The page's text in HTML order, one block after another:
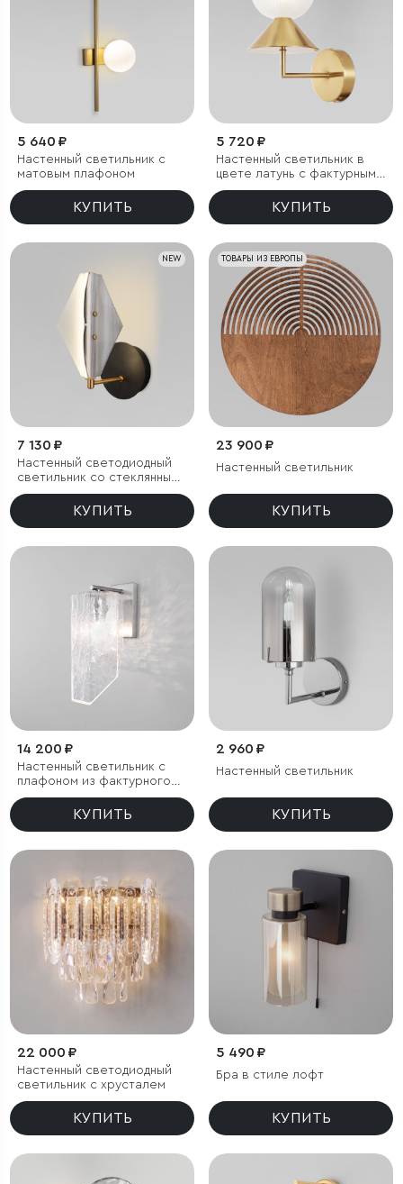
5 640 ₽
Настенный светильник с
матовым плафоном
КУПИТЬ
5 720 ₽
Настенный светильник в
цвете латунь с фактурным
плафоном
КУПИТЬ
NEW
7 130 ₽
Настенный светодиодный
светильник со стеклянным
плафоном
КУПИТЬ
ТОВАРЫ ИЗ ЕВРОПЫ
23 900 ₽
Настенный светильник
КУПИТЬ
14 200 ₽
Настенный светильник с
плафоном из фактурного
стекла
КУПИТЬ
2 960 ₽
Настенный светильник
КУПИТЬ
22 000 ₽
Настенный светодиодный
светильник с хрусталем
КУПИТЬ
5 490 ₽
Бра в стиле лофт
КУПИТЬ